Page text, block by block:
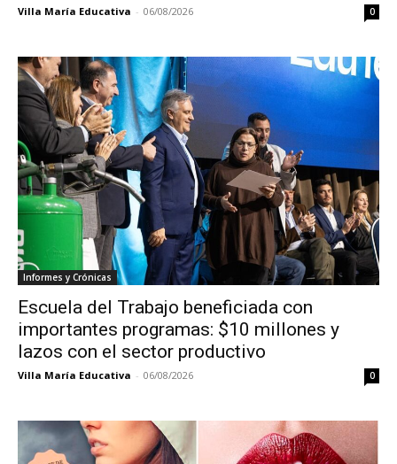
Villa María Educativa - 06/08/2026 0
Informes y Crónicas
Escuela del Trabajo beneficiada con
importantes programas: $10 millones y
lazos con el sector productivo
Villa María Educativa - 06/08/2026 0